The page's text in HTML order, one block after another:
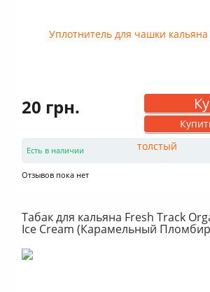
20 грн.
Есть в наличии
Отзывов пока нет
Табак для кальяна Fresh Track
Ice Cream (Карамельный